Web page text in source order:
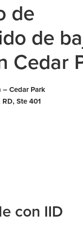
de
de
Cedar
Cedar Park
RD, Ste 401
con IID